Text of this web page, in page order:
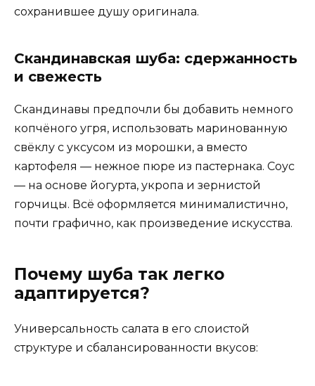
сохранившее душу оригинала.
Скандинавская шуба: сдержанность
и свежесть
Скандинавы предпочли бы добавить немного
копчёного угря, использовать маринованную
свёклу с уксусом из морошки, а вместо
картофеля — нежное пюре из пастернака. Соус
— на основе йогурта, укропа и зернистой
горчицы. Всё оформляется минималистично,
почти графично, как произведение искусства.
Почему шуба так легко
адаптируется?
Универсальность салата в его слоистой
структуре и сбалансированности вкусов: